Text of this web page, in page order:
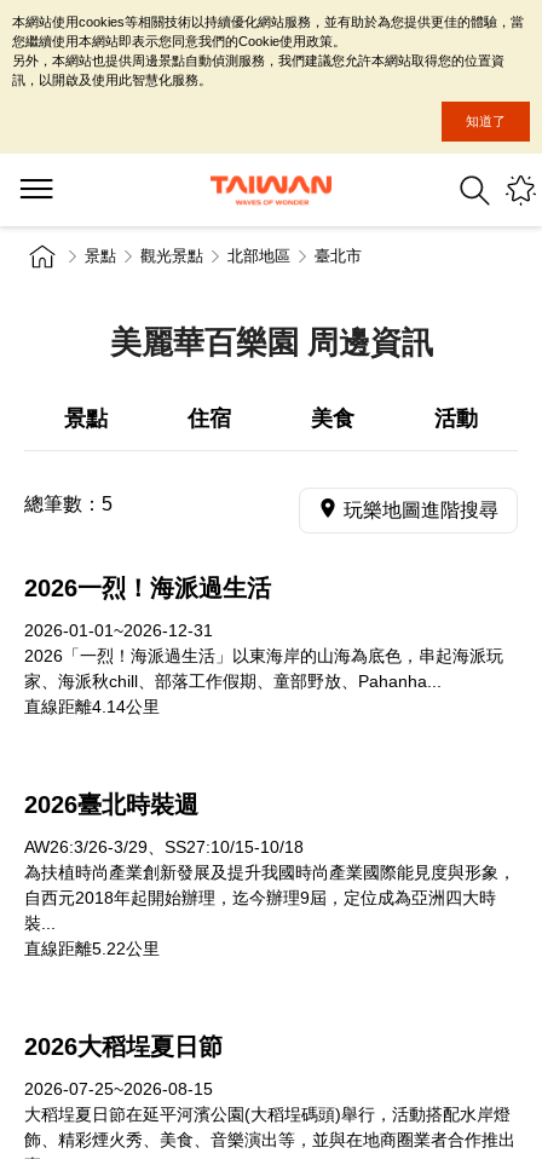
景點 觀光景點 北部地區 臺北市
美麗華百樂園 周邊資訊
景點 住宿 美食 活動
總筆數： 5 玩樂地圖進階搜尋
2026一烈！海派過生活
2026-01-01~2026-12-31
2026「一烈！海派過生活」以東海岸的山海為底色，串起海派玩
家、海派秋chill、部落工作假期、童部野放、Pahanha...
直線距離4.14公里
2026臺北時裝週
AW26:3/26-3/29、SS27:10/15-10/18
為扶植時尚產業創新發展及提升我國時尚產業國際能見度與形象，
自西元2018年起開始辦理，迄今辦理9屆，定位成為亞洲四大時
裝...
直線距離5.22公里
2026大稻埕夏日節
2026-07-25~2026-08-15
大稻埕夏日節在延平河濱公園(大稻埕碼頭)舉行，活動搭配水岸燈
飾、精彩煙火秀、美食、音樂演出等，並與在地商圈業者合作推出
本網站使用cookies等相關技術以持續優化網站服務，並有助於為您提供更佳的體驗，當
您繼續使用本網站即表示您同意我們的Cookie使用政策。
另外，本網站也提供周邊景點自動偵測服務，我們建議您允許本網站取得您的位置資
訊，以開啟及使用此智慧化服務。
知道了